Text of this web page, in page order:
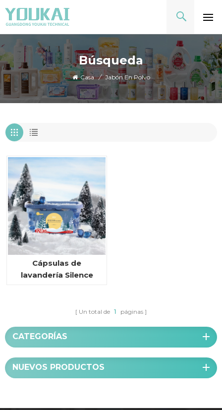
Búsqueda
Casa / Jabón En Polvo
Cápsulas de
lavandería Silence
Un total de 1 páginas
CATEGORÍAS
NUEVOS PRODUCTOS